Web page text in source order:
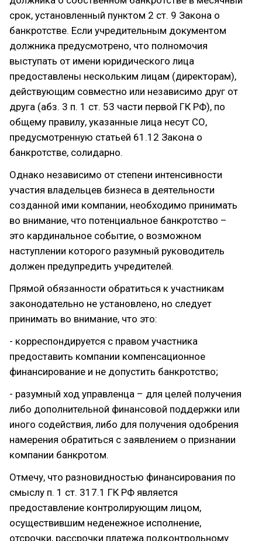
срок, установленный пунктом 2 ст. 9 Закона о
банкротстве. Если учредительным документом
должника предусмотрено, что полномочия
выступать от имени юридического лица
предоставлены нескольким лицам (директорам),
действующим совместно или независимо друг от
друга (абз. 3 п. 1 ст. 53 части первой ГК РФ), по
общему правилу, указанные лица несут СО,
предусмотренную статьей 61.12 Закона о
банкротстве, солидарно.
Однако независимо от степени интенсивности
участия владельцев бизнеса в деятельности
созданной ими компании, необходимо принимать
во внимание, что потенциальное банкротство –
это кардинальное событие, о возможном
наступлении которого разумный руководитель
должен предупредить учредителей.
Прямой обязанности обратиться к участникам
законодательно не установлено, но следует
принимать во внимание, что это:
- корреспондируется с правом участника
предоставить компании компенсационное
финансирование и не допустить банкротство;
- разумный ход управленца – для целей получения
либо дополнительной финансовой поддержки или
иного содействия, либо для получения одобрения
намерения обратиться с заявлением о признании
компании банкротом.
Отмечу, что разновидностью финансирования по
смыслу п. 1 ст. 317.1 ГК РФ является
предоставление контролирующим лицом,
осуществившим неденежное исполнение,
отсрочки, рассрочки платежа подконтрольному